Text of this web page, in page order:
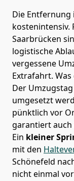
Die Entfernung
kostenintensiv.
Saarbrücken
logistische
vergessene
Extrafahrt.
Der
umgesetzt
pünktlich vor
garantiert auch
Ein kleiner
mit den
Schönefeld
nicht einmal